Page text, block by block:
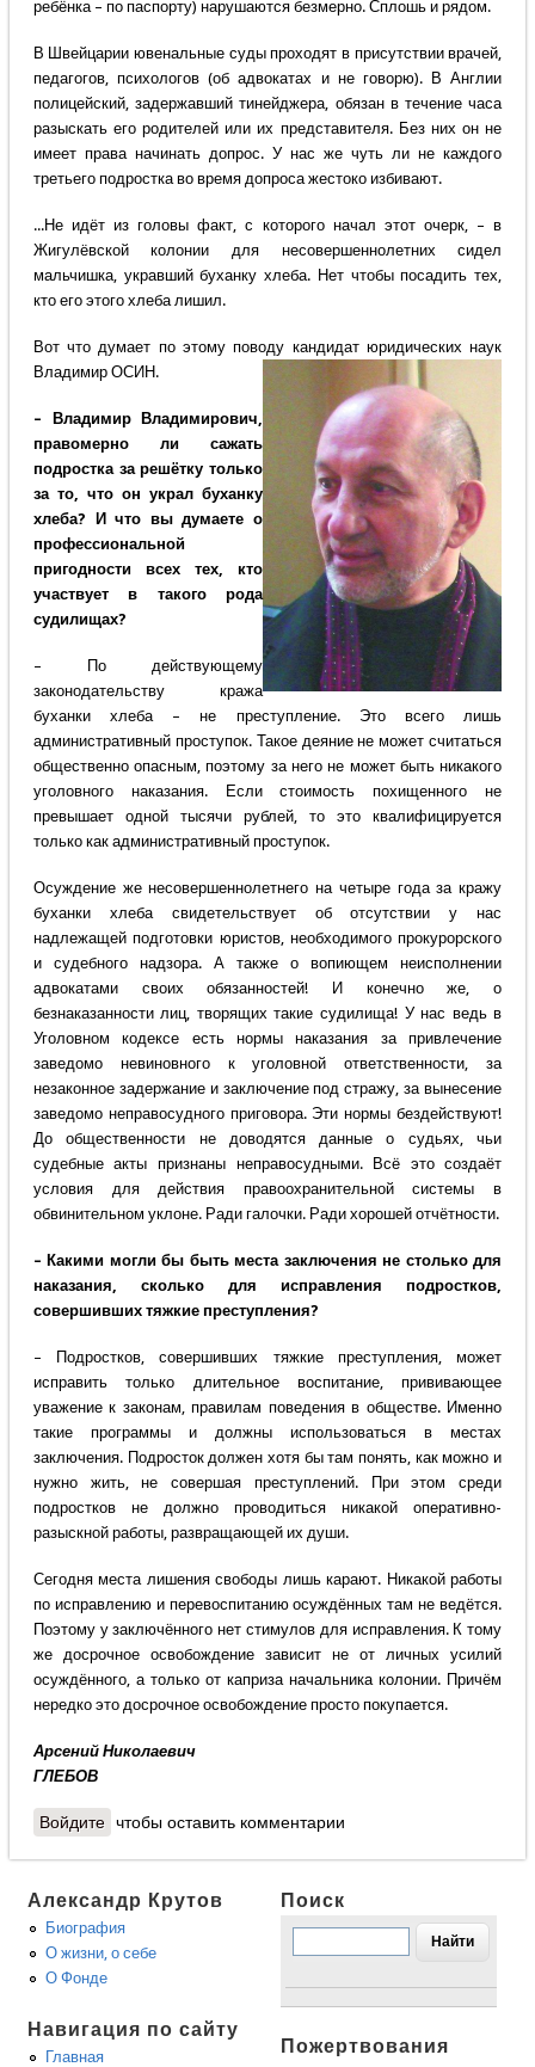
ребёнка – по паспорту) нарушаются безмерно. Сплошь и рядом.
В Швейцарии ювенальные суды проходят в присутствии врачей,
педагогов, психологов (об адвокатах и не говорю). В Англии
полицейский, задержавший тинейджера, обязан в течение часа
разыскать его родителей или их представителя. Без них он не
имеет права начинать допрос. У нас же чуть ли не каждого
третьего подростка во время допроса жестоко избивают.
...Не идёт из головы факт, с которого начал этот очерк, – в
Жигулёвской колонии для несовершеннолетних сидел
мальчишка, укравший буханку хлеба. Нет чтобы посадить тех,
кто его этого хлеба лишил.
Вот что думает по этому поводу кандидат юридических наук
Владимир ОСИН.
– Владимир Владимирович,
правомерно ли сажать
подростка за решётку только
за то, что он украл буханку
хлеба? И что вы думаете о
профессиональной
пригодности всех тех, кто
участвует в такого рода
судилищах?
– По действующему
законодательству кража
буханки хлеба – не преступление. Это всего лишь
административный проступок. Такое деяние не может считаться
общественно опасным, поэтому за него не может быть никакого
уголовного наказания. Если стоимость похищенного не
превышает одной тысячи рублей, то это квалифицируется
только как административный проступок.
Осуждение же несовершеннолетнего на четыре года за кражу
буханки хлеба свидетельствует об отсутствии у нас
надлежащей подготовки юристов, необходимого прокурорского
и судебного надзора. А также о вопиющем неисполнении
адвокатами своих обязанностей! И конечно же, о
безнаказанности лиц, творящих такие судилища! У нас ведь в
Уголовном кодексе есть нормы наказания за привлечение
заведомо невиновного к уголовной ответственности, за
незаконное задержание и заключение под стражу, за вынесение
заведомо неправосудного приговора. Эти нормы бездействуют!
До общественности не доводятся данные о судьях, чьи
судебные акты признаны неправосудными. Всё это создаёт
условия для действия правоохранительной системы в
обвинительном уклоне. Ради галочки. Ради хорошей отчётности.
– Какими могли бы быть места заключения не столько для
наказания, сколько для исправления подростков,
совершивших тяжкие преступления?
– Подростков, совершивших тяжкие преступления, может
исправить только длительное воспитание, прививающее
уважение к законам, правилам поведения в обществе. Именно
такие программы и должны использоваться в местах
заключения. Подросток должен хотя бы там понять, как можно и
нужно жить, не совершая преступлений. При этом среди
подростков не должно проводиться никакой оперативно-
разыскной работы, развращающей их души.
Сегодня места лишения свободы лишь карают. Никакой работы
по исправлению и перевоспитанию осуждённых там не ведётся.
Поэтому у заключённого нет стимулов для исправления. К тому
же досрочное освобождение зависит не от личных усилий
осуждённого, а только от каприза начальника колонии. Причём
нередко это досрочное освобождение просто покупается.
Арсений Николаевич
ГЛЕБОВ
Войдите чтобы оставить комментарии
Александр Крутов
Биография
О жизни, о себе
О Фонде
Навигация по сайту
Главная
Поиск
Пожертвования